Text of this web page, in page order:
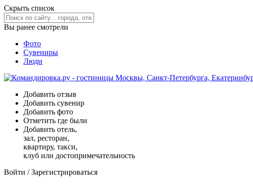
Скрыть список
Вы ранее смотрели
Фото
Сувениры
Люди
Добавить отзыв
Добавить сувенир
Добавить фото
Отметить где были
Добавить отель,
зал, ресторан,
квартиру, такси,
клуб или достопримечательность
Войти /Зарегистрироваться